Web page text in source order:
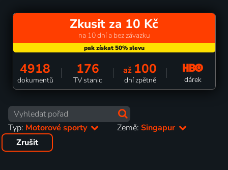
Zkusit za 10 Kč
na 10 dní a bez závazku
4918
dokumentů
176
TV stanic
až 100
dní zpětně dárek
Typ: Motorové sporty Země:Singapur
Zrušit